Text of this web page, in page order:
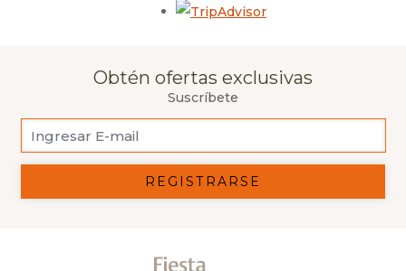
Obtén ofertas exclusivas
Suscríbete
REGISTRARSE